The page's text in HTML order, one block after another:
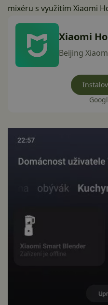
mixéru s využitím Xiaomi
Xiaomi
Beijing